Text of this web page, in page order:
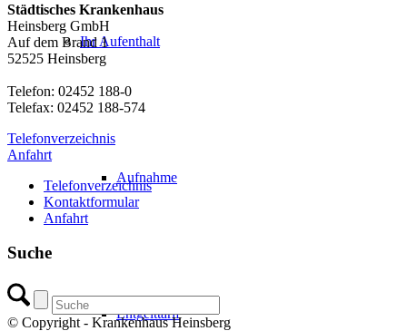
Ihr Aufenthalt
Aufnahme
Entgelttarif
Städtisches Krankenhaus
Heinsberg GmbH
Auf dem Brand 1
52525 Heinsberg
Telefon: 02452 188-0
Telefax: 02452 188-574
Telefonverzeichnis
Anfahrt
Telefonverzeichnis
Kontaktformular
Anfahrt
Suche
© Copyright - Krankenhaus Heinsberg